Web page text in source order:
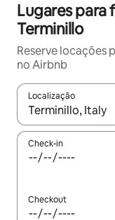
Lugares para
Terminillo
Reserve locações
no Airbnb
Localização
Quando os
Check-in
Checkout